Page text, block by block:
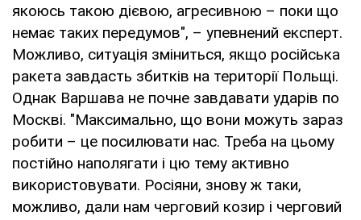
якоюсь такою дієвою, агресивною – поки що
немає таких передумов", – упевнений експерт.
Можливо, ситуація зміниться, якщо російська
ракета завдасть збитків на території Польщі.
Однак Варшава не почне завдавати ударів по
Москві. "Максимально, що вони можуть зараз
робити – це посилювати нас. Треба на цьому
постійно наполягати і цю тему активно
використовувати. Росіяни, знову ж таки,
можливо, дали нам черговий козир і черговий